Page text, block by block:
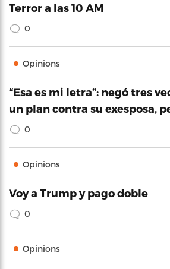
Terror a las 10 AM
0
Opinions
“Esa es mi letra”: negó tres
un plan contra su exesposa,
0
Opinions
Voy a Trump y pago doble
0
Opinions